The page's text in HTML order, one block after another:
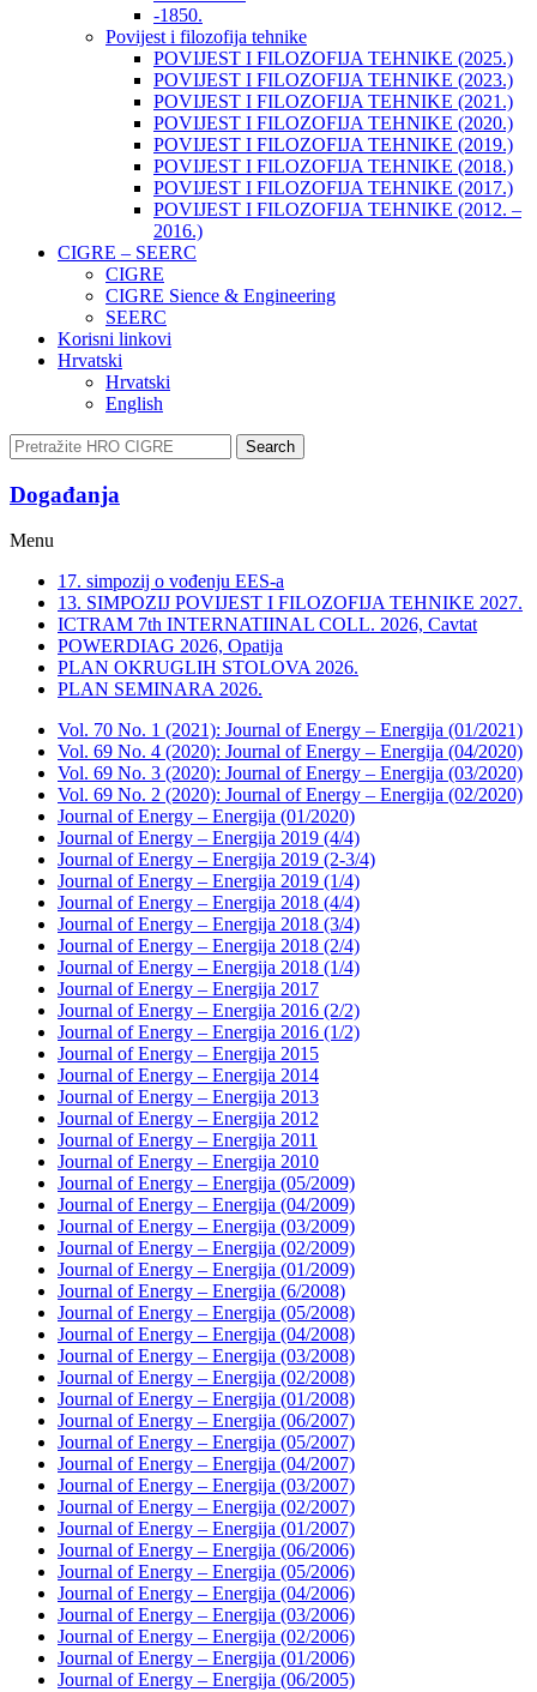
-1850.
Povijest i filozofija tehnike
POVIJEST I FILOZOFIJA TEHNIKE (2025.)
POVIJEST I FILOZOFIJA TEHNIKE (2023.)
POVIJEST I FILOZOFIJA TEHNIKE (2021.)
POVIJEST I FILOZOFIJA TEHNIKE (2020.)
POVIJEST I FILOZOFIJA TEHNIKE (2019.)
POVIJEST I FILOZOFIJA TEHNIKE (2018.)
POVIJEST I FILOZOFIJA TEHNIKE (2017.)
POVIJEST I FILOZOFIJA TEHNIKE (2012. –
2016.)
CIGRE – SEERC
CIGRE
CIGRE Sience & Engineering
SEERC
Korisni linkovi
Hrvatski
Hrvatski
English
Search
Događanja​
Menu
17. simpozij o vođenju EES-a
13. SIMPOZIJ POVIJEST I FILOZOFIJA TEHNIKE 2027.
ICTRAM 7th INTERNATIINAL COLL. 2026, Cavtat
POWERDIAG 2026, Opatija
PLAN OKRUGLIH STOLOVA 2026.
PLAN SEMINARA 2026.
Vol. 70 No. 1 (2021): Journal of Energy – Energija (01/2021)
Vol. 69 No. 4 (2020): Journal of Energy – Energija (04/2020)
Vol. 69 No. 3 (2020): Journal of Energy – Energija (03/2020)
Vol. 69 No. 2 (2020): Journal of Energy – Energija (02/2020)
Journal of Energy – Energija (01/2020)
Journal of Energy – Energija 2019 (4/4)
Journal of Energy – Energija 2019 (2-3/4)
Journal of Energy – Energija 2019 (1/4)
Journal of Energy – Energija 2018 (4/4)
Journal of Energy – Energija 2018 (3/4)
Journal of Energy – Energija 2018 (2/4)
Journal of Energy – Energija 2018 (1/4)
Journal of Energy – Energija 2017
Journal of Energy – Energija 2016 (2/2)
Journal of Energy – Energija 2016 (1/2)
Journal of Energy – Energija 2015
Journal of Energy – Energija 2014
Journal of Energy – Energija 2013
Journal of Energy – Energija 2012
Journal of Energy – Energija 2011
Journal of Energy – Energija 2010
Journal of Energy – Energija (05/2009)
Journal of Energy – Energija (04/2009)
Journal of Energy – Energija (03/2009)
Journal of Energy – Energija (02/2009)
Journal of Energy – Energija (01/2009)
Journal of Energy – Energija (6/2008)
Journal of Energy – Energija (05/2008)
Journal of Energy – Energija (04/2008)
Journal of Energy – Energija (03/2008)
Journal of Energy – Energija (02/2008)
Journal of Energy – Energija (01/2008)
Journal of Energy – Energija (06/2007)
Journal of Energy – Energija (05/2007)
Journal of Energy – Energija (04/2007)
Journal of Energy – Energija (03/2007)
Journal of Energy – Energija (02/2007)
Journal of Energy – Energija (01/2007)
Journal of Energy – Energija (06/2006)
Journal of Energy – Energija (05/2006)
Journal of Energy – Energija (04/2006)
Journal of Energy – Energija (03/2006)
Journal of Energy – Energija (02/2006)
Journal of Energy – Energija (01/2006)
Journal of Energy – Energija (06/2005)